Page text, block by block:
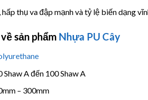
thụ va đập mạnh và tỷ lệ biến dạng
sản phẩm Nhựa PU Cây
A đến 100 Shaw A
– 300mm